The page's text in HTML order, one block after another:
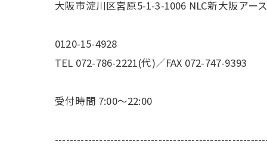
大阪市淀川区宮原5-1-3-1006 NLC新大阪アー
0120-15-4928
TEL 072-786-2221(代)／FAX 072-747-9393
受付時間 7:00～22:00